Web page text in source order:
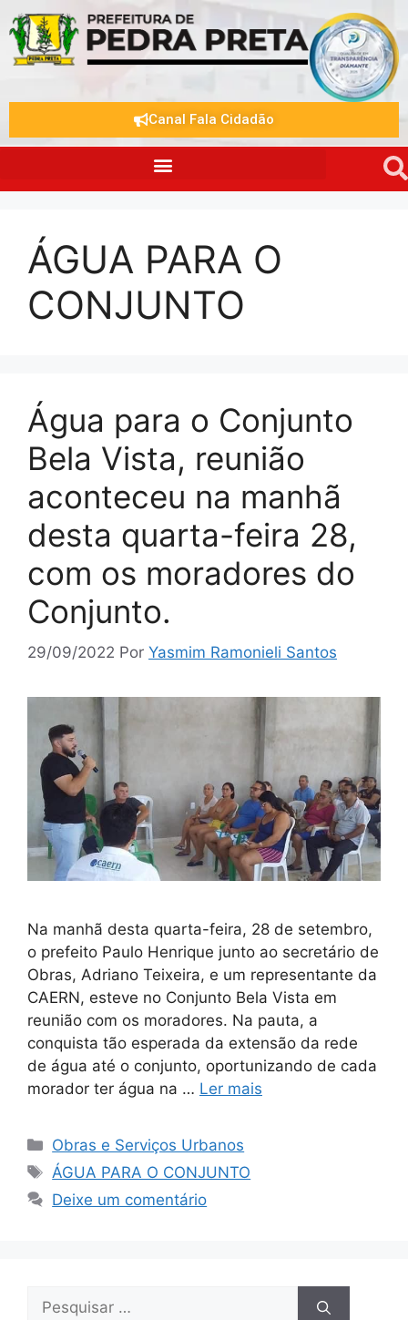
Canal Fala Cidadão
ÁGUA PARA O
CONJUNTO
Água para o Conjunto
Bela Vista, reunião
aconteceu na manhã
desta quarta-feira 28,
com os moradores do
Conjunto.
29/09/2022 Por Yasmim Ramonieli Santos
Na manhã desta quarta-feira, 28 de setembro,
o prefeito Paulo Henrique junto ao secretário de
Obras, Adriano Teixeira, e um representante da
CAERN, esteve no Conjunto Bela Vista em
reunião com os moradores. Na pauta, a
conquista tão esperada da extensão da rede
de água até o conjunto, oportunizando de cada
morador ter água na … Ler mais
Obras e Serviços Urbanos
ÁGUA PARA O CONJUNTO
Deixe um comentário